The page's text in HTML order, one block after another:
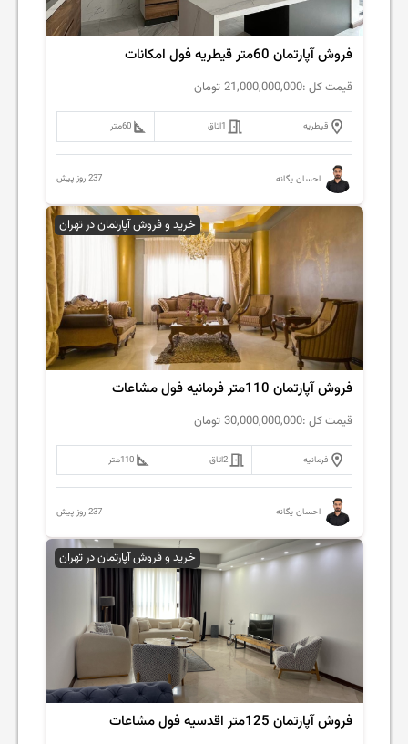
فروش آپارتمان 60متر‌ قیطریه فول امکانات
قیمت کل :21,000,000,000 تومان
قیطریه 1اتاق 60متر
احسان یگانه 237 روز پیش
خرید و فروش آپارتمان در تهران
فروش آپارتمان 110متر فرمانیه فول مشاعات
قیمت کل :30,000,000,000 تومان
فرمانیه 2اتاق 110متر
احسان یگانه 237 روز پیش
خرید و فروش آپارتمان در تهران
فروش آپارتمان 125متر اقدسیه فول مشاعات